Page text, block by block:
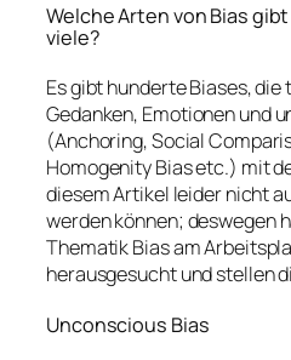
Welche Arten von Bias
viele?
Es gibt hunderte Biases,
Gedanken, Emotionen und
(Anchoring, Social
Homogenity Bias etc.) mit
diesem Artikel leider nicht
werden können; deswegen
Thematik Bias am
herausgesucht und stellen
Unconscious Bias